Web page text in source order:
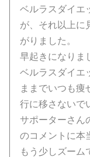
ベルラスダイエ
が、それ以上に
がりました。
早起きになりま
ベルラスダイエ
ままでいつも痩
行に移さないで
サポーターさん
のコメントに本
もう少しズーム